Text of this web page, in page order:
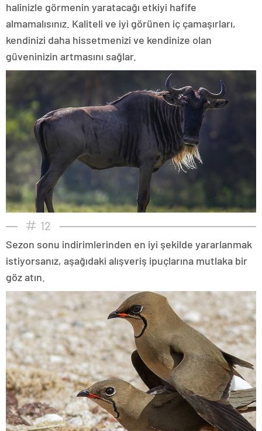
halinizle görmenin yaratacağı etkiyi hafife
almamalısınız. Kaliteli ve iyi görünen iç çamaşırları,
kendinizi daha hissetmenizi ve kendinize olan
güveninizin artmasını sağlar.
12
Sezon sonu indirimlerinden en iyi şekilde yararlanmak
istiyorsanız, aşağıdaki alışveriş ipuçlarına mutlaka bir
göz atın.